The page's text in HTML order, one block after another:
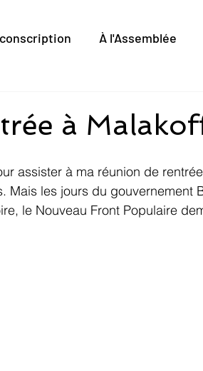
À l'Assemblée
à
assister à ma réunion de
Mais les jours du gouvernement
le Nouveau Front Populaire